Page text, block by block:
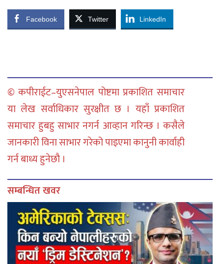
Facebook Twitter LinkedIn
© कपीराईट–युएसनेपाल पोष्टमा प्रकाशित समाचार
या लेख सर्वाधिकार सुरक्षीत छ । यहाँ प्रकाशित
समाचार हुबहु साभार नगर्न आव्हान गरिन्छ । कसैले
जानकारी विना साभार गरेको पाइएमा कानुनी कार्वाही
गर्न बाध्य हुनेछौ ।
सम्बन्धित खवर